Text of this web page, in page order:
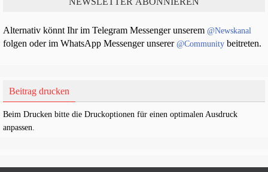
Alternativ könnt Ihr im Telegram Messenger unserem @Newskanal
folgen oder im WhatsApp Messenger unserer @Community beitreten.
Beitrag drucken
Beim Drucken bitte die Druckoptionen für einen optimalen Ausdruck
anpassen.